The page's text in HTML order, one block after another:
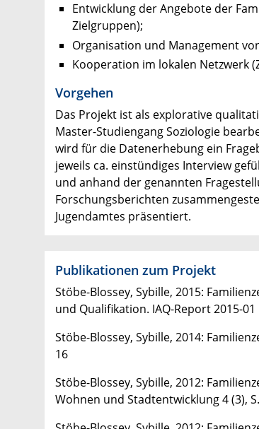
Entwicklung der Angebote der
Zielgruppen);
Organisation und Management
Kooperation im lokalen Netzwerk
Vorgehen
Das Projekt ist als explorative
Master-Studiengang Soziologie
wird für die Datenerhebung ein
jeweils ca. einstündiges Interview
und anhand der genannten
Forschungsberichten
Jugendamtes präsentiert.
Publikationen zum Projekt
Stöbe-Blossey, Sybille, 2015:
und Qualifikation. IAQ-Report 2015-01
Stöbe-Blossey, Sybille, 2014:
16
Stöbe-Blossey, Sybille, 2012:
Wohnen und Stadtentwicklung 4 (3),